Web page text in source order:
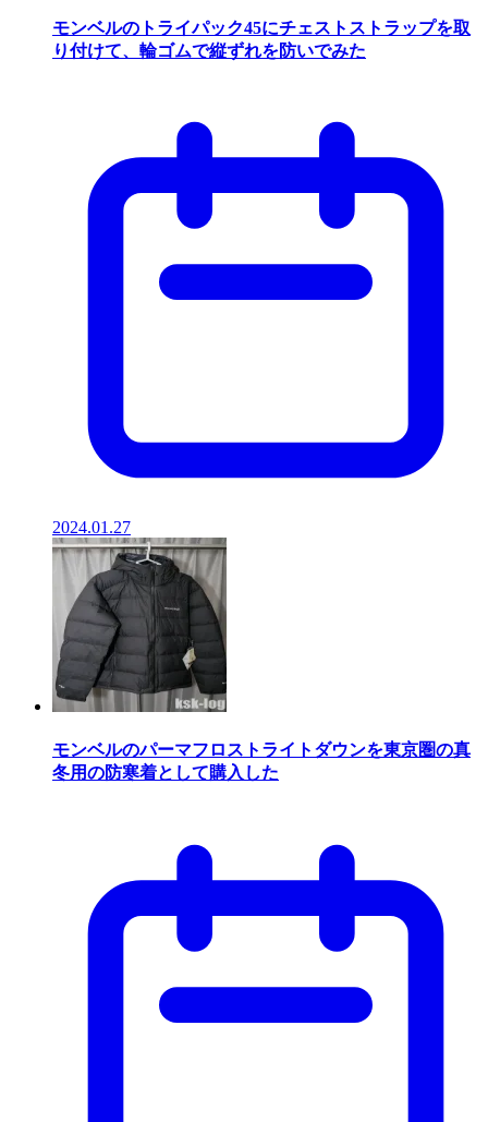
モンベルのトライパック45にチェストストラップを取
り付けて、輪ゴムで縦ずれを防いでみた
2024.01.27
モンベルのパーマフロストライトダウンを東京圏の真
冬用の防寒着として購入した